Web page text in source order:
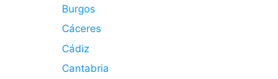
Burgos
Cáceres
Cádiz
Cantabria